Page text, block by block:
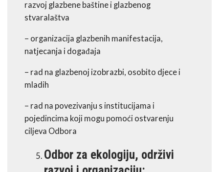
razvoj glazbene baštine i glazbenog
stvaralaštva
– organizacija glazbenih manifestacija,
natjecanja i događaja
– rad na glazbenoj izobrazbi, osobito djece i
mladih
– rad na povezivanju s institucijama i
pojedincima koji mogu pomoći ostvarenju
ciljeva Odbora
Odbor za ekologiju, održivi